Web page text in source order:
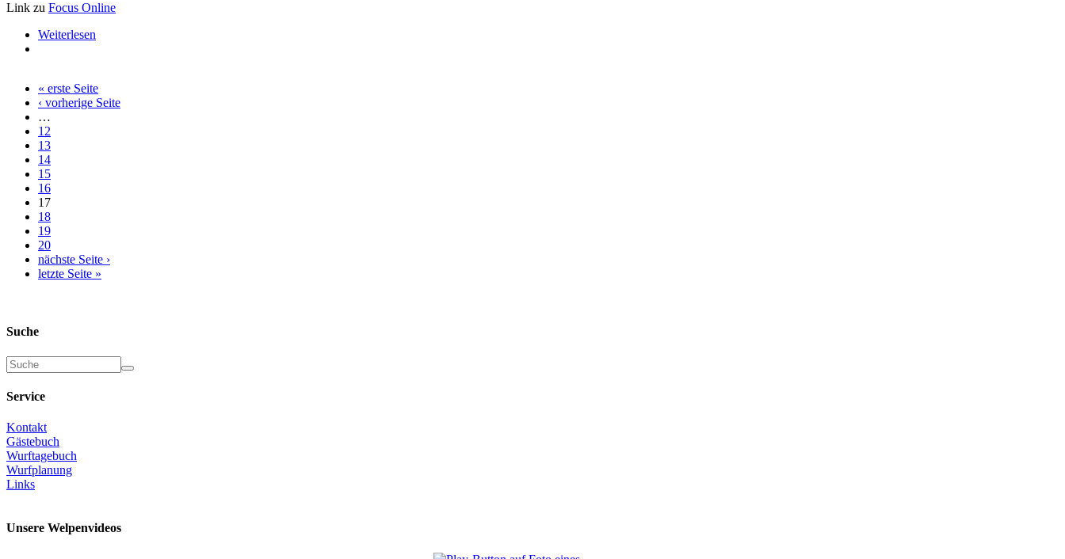
Link zu Focus Online
Weiterlesen
« erste Seite
‹ vorherige Seite
…
12
13
14
15
16
17
18
19
20
nächste Seite ›
letzte Seite »
Suche
Service
Kontakt
Gästebuch
Wurftagebuch
Wurfplanung
Links
Unsere Welpenvideos